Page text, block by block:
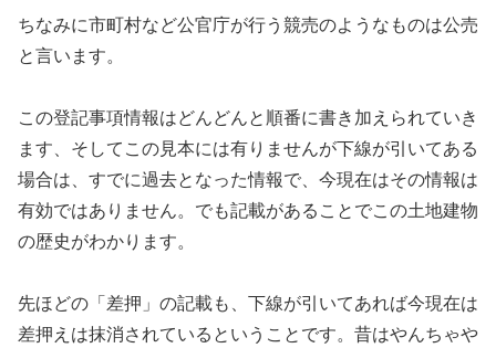
ちなみに市町村など公官庁が行う競売のようなものは公売
と言います。
この登記事項情報はどんどんと順番に書き加えられていき
ます、そしてこの見本には有りませんが下線が引いてある
場合は、すでに過去となった情報で、今現在はその情報は
有効ではありません。でも記載があることでこの土地建物
の歴史がわかります。
先ほどの「差押」の記載も、下線が引いてあれば今現在は
差押えは抹消されているということです。昔はやんちゃや